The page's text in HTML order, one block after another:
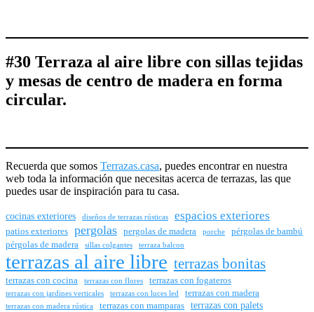
#30 Terraza al aire libre con sillas tejidas
y mesas de centro de madera en forma
circular.
Recuerda que somos Terrazas.casa, puedes encontrar en nuestra
web toda la información que necesitas acerca de terrazas, las que
puedes usar de inspiración para tu casa.
cocinas exteriores diseños de terrazas rústicas espacios exteriores
patios exteriores pergolas pergolas de madera porche
pérgolas de bambú
pérgolas de madera
sillas colgantes terraza balcon
terrazas al aire libre terrazas bonitas
terrazas con cocina terrazas con flores terrazas con fogateros
terrazas con jardines verticales terrazas con luces led terrazas con madera
terrazas con madera rústica terrazas con mamparas terrazas con palets